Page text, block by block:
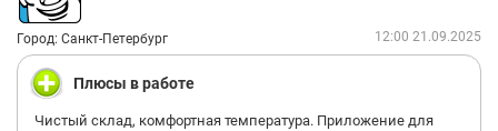
Город: Санкт-Петербург 12:00 21.09.2025
Плюсы в работе
Чистый склад, комфортная температура. Приложение для